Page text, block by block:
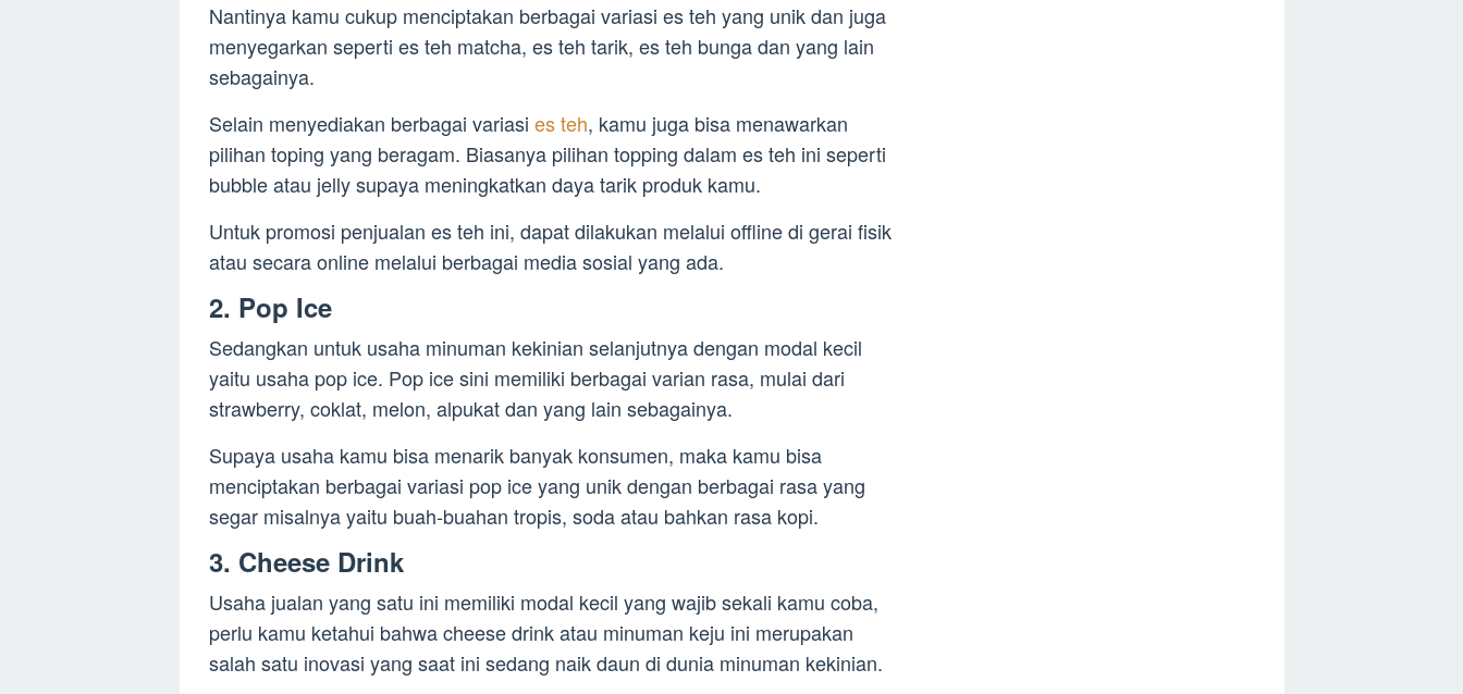
Nantinya kamu cukup menciptakan berbagai variasi es teh yang unik dan juga
menyegarkan seperti es teh matcha, es teh tarik, es teh bunga dan yang lain
sebagainya.
Selain menyediakan berbagai variasi es teh, kamu juga bisa menawarkan
pilihan toping yang beragam. Biasanya pilihan topping dalam es teh ini seperti
bubble atau jelly supaya meningkatkan daya tarik produk kamu.
Untuk promosi penjualan es teh ini, dapat dilakukan melalui offline di gerai fisik
atau secara online melalui berbagai media sosial yang ada.
2. Pop Ice
Sedangkan untuk usaha minuman kekinian selanjutnya dengan modal kecil
yaitu usaha pop ice. Pop ice sini memiliki berbagai varian rasa, mulai dari
strawberry, coklat, melon, alpukat dan yang lain sebagainya.
Supaya usaha kamu bisa menarik banyak konsumen, maka kamu bisa
menciptakan berbagai variasi pop ice yang unik dengan berbagai rasa yang
segar misalnya yaitu buah-buahan tropis, soda atau bahkan rasa kopi.
3. Cheese Drink
Usaha jualan yang satu ini memiliki modal kecil yang wajib sekali kamu coba,
perlu kamu ketahui bahwa cheese drink atau minuman keju ini merupakan
salah satu inovasi yang saat ini sedang naik daun di dunia minuman kekinian.